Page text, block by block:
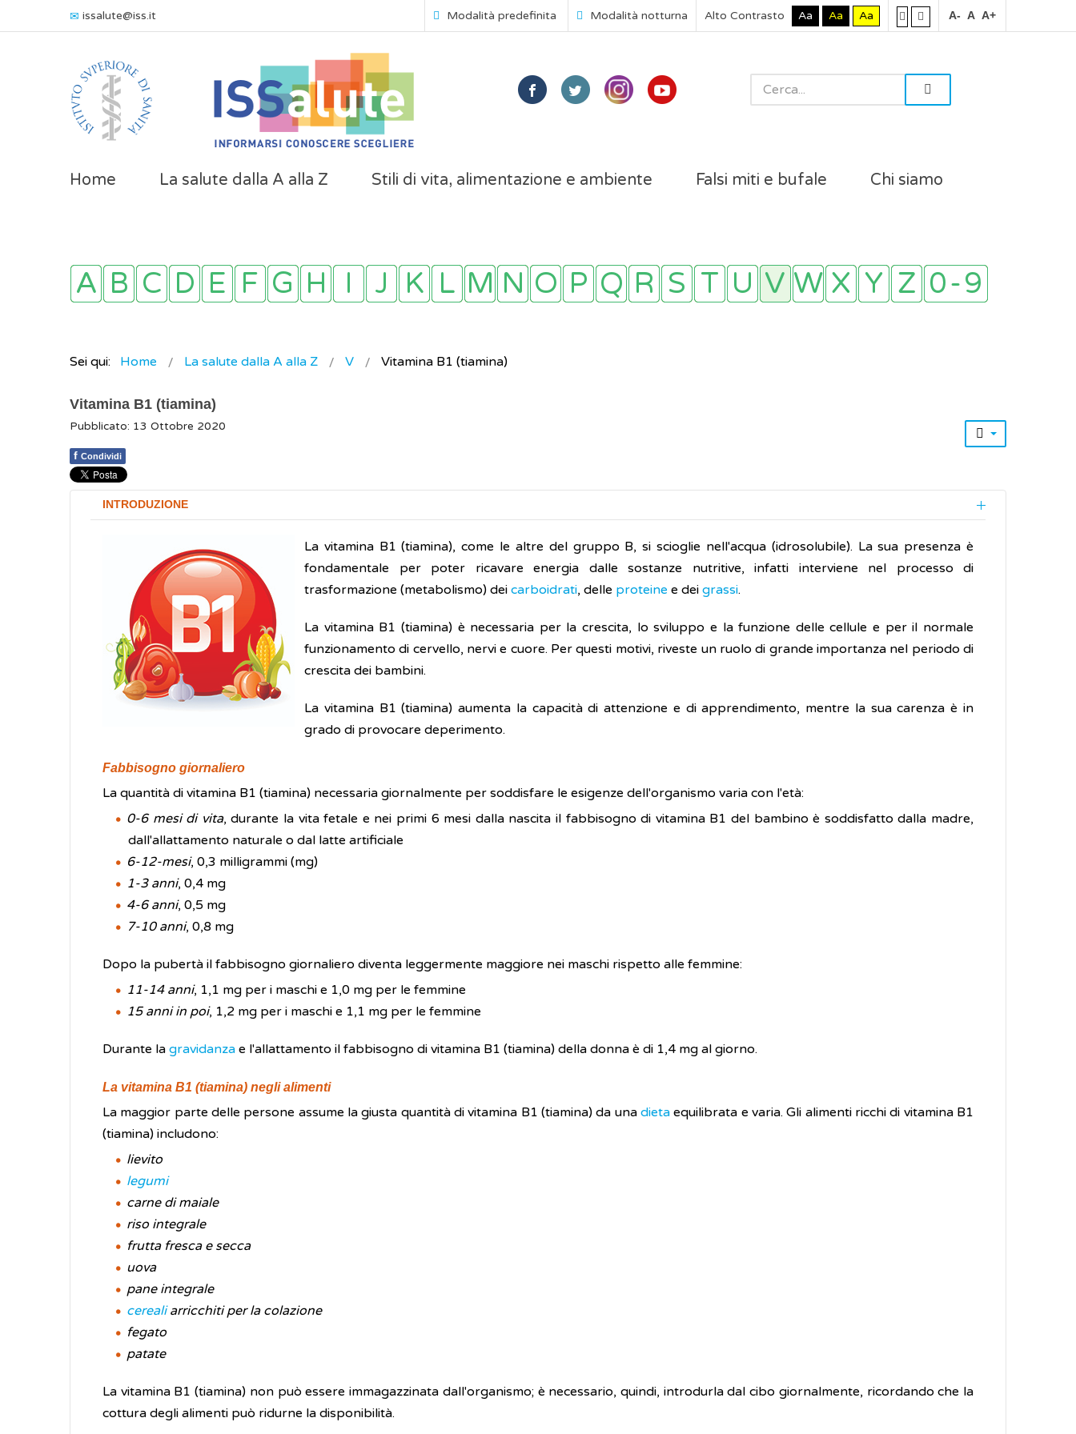
issalute@iss.it Modalità predefinita Modalità notturna Alto Contrasto Aa Aa Aa A- A A+
Home La salute dalla A alla Z Stili di vita, alimentazione e ambiente Falsi miti e bufale Chi siamo
Sei qui: Home La salute dalla A alla Z V Vitamina B1 (tiamina)
Vitamina B1 (tiamina)
Pubblicato: 13 Ottobre 2020
f Condividi
INTRODUZIONE
La vitamina B1 (tiamina), come le altre del gruppo B, si scioglie nell'acqua (idrosolubile). La sua presenza è
fondamentale per poter ricavare energia dalle sostanze nutritive, infatti interviene nel processo di
trasformazione (metabolismo) dei carboidrati, delle proteine e dei grassi.
La vitamina B1 (tiamina) è necessaria per la crescita, lo sviluppo e la funzione delle cellule e per il normale
funzionamento di cervello, nervi e cuore. Per questi motivi, riveste un ruolo di grande importanza nel periodo di
crescita dei bambini.
La vitamina B1 (tiamina) aumenta la capacità di attenzione e di apprendimento, mentre la sua carenza è in
grado di provocare deperimento.
Fabbisogno giornaliero
La quantità di vitamina B1 (tiamina) necessaria giornalmente per soddisfare le esigenze dell'organismo varia con l'età:
0-6 mesi di vita, durante la vita fetale e nei primi 6 mesi dalla nascita il fabbisogno di vitamina B1 del bambino è soddisfatto dalla madre,
dall'allattamento naturale o dal latte artificiale
6-12-mesi, 0,3 milligrammi (mg)
1-3 anni, 0,4 mg
4-6 anni, 0,5 mg
7-10 anni, 0,8 mg
Dopo la pubertà il fabbisogno giornaliero diventa leggermente maggiore nei maschi rispetto alle femmine:
11-14 anni, 1,1 mg per i maschi e 1,0 mg per le femmine
15 anni in poi, 1,2 mg per i maschi e 1,1 mg per le femmine
Durante la gravidanza e l'allattamento il fabbisogno di vitamina B1 (tiamina) della donna è di 1,4 mg al giorno.
La vitamina B1 (tiamina) negli alimenti
La maggior parte delle persone assume la giusta quantità di vitamina B1 (tiamina) da una dieta equilibrata e varia. Gli alimenti ricchi di vitamina B1
(tiamina) includono:
lievito
legumi
carne di maiale
riso integrale
frutta fresca e secca
uova
pane integrale
cerealiarricchiti per la colazione
fegato
patate
La vitamina B1 (tiamina) non può essere immagazzinata dall'organismo; è necessario, quindi, introdurla dal cibo giornalmente, ricordando che la
cottura degli alimenti può ridurne la disponibilità.